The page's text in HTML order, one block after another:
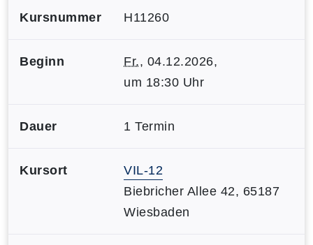
Kursnummer H11260
Beginn Fr., 04.12.2026,
um 18:30 Uhr
Dauer 1 Termin
Kursort
VIL-12
Biebricher Allee 42, 65187
Wiesbaden